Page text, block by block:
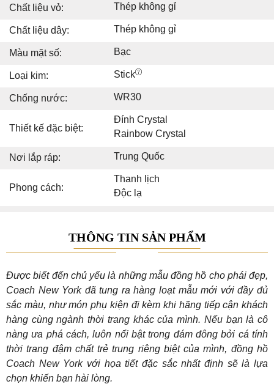
Chất liệu vỏ:
Thép không gỉ
Chất liệu dây: Thép không gỉ
Màu mặt số: Bạc
Loại kim: Stick
Chống nước: WR30
Thiết kế đặc biệt:
Đính Crystal
Rainbow Crystal
Nơi lắp ráp: Trung Quốc
Phong cách:
Thanh lịch
Độc lạ
THÔNG TIN SẢN PHẨM
Được biết đến chủ yếu là những mẫu đồng hồ cho phái đẹp,
Coach New York đã tung ra hàng loạt mẫu mới với đầy đủ
sắc màu, như món phụ kiện đi kèm khi hãng tiếp cận khách
hàng cùng ngành thời trang khác của mình. Nếu bạn là cô
nàng ưa phá cách, luôn nổi bật trong đám đông bởi cá tính
thời trang đậm chất trẻ trung riêng biệt của mình, đồng hồ
Coach New York với họa tiết đặc sắc nhất định sẽ là lựa
chọn khiến bạn hài lòng.